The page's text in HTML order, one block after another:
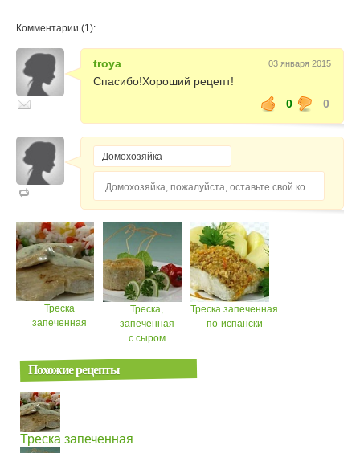
Комментарии (1):
troya 03 января 2015
Спасибо!Хороший рецепт!
0
0
Домохозяйка, пожалуйста, оставьте свой комментарий...
Треска
запеченная
Треска,
запеченная
с сыром
Треска запеченная
по-испански
Похожие рецепты
Треска запеченная